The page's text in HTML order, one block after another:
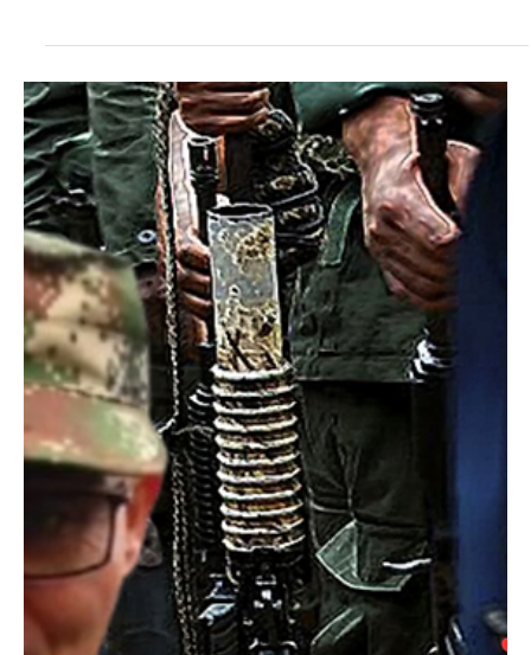
Guerrero”, señalado máximo jefe del Tren de Aragua, las
autoridades internacionales tienen bajo la lupa a otros nombres
que podrían tomar mayor relevancia dentro de la estructura
criminal venezolana. Uno de ellos es Giovanni Vicente Mosquera
Serrano, conocido con los alias de “El Viejo”, “Viejo Viejo” o
“Giovanny”, señalado como uno de los cabecillas del Tren de
Aragua con influencia en Colombia, especialmente